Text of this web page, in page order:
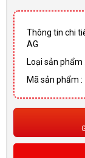
Thông tin chi
AG
Loại sản phẩm
Mã sản phẩm :